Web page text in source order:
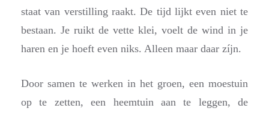
staat van verstilling raakt. De tijd lijkt even niet te
bestaan. Je ruikt de vette klei, voelt de wind in je
haren en je hoeft even niks. Alleen maar daar zíjn.
Door samen te werken in het groen, een moestuin
op te zetten, een heemtuin aan te leggen, de